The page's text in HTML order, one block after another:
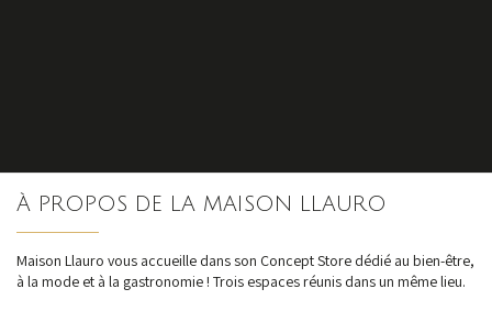
nos dernières
À PROPOS DE LA MAISON LLAURO
Maison Llauro vous accueille dans son Concept Store dédié au bien-être,
à la mode et à la gastronomie ! Trois espaces réunis dans un même lieu.